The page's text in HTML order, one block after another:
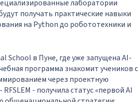
лаборатории
получать практические навыки
на Python до робототехники и
School в Пуне, где уже запущена AI-
программа знакомит учеников с
через проектную
- получила статус «первой AI